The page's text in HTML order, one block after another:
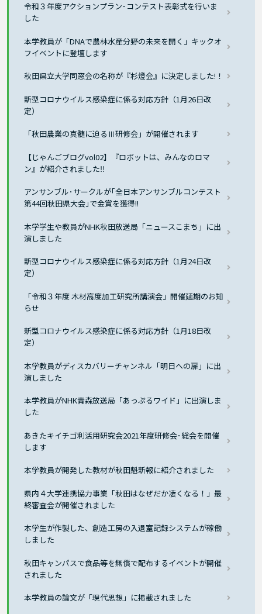
令和３年度アクションプラン･コンテスト表彰式を行いま
した
本学教員が「DNAで農林水産分野の未来を開く」キックオ
フイベントに登壇します
秋田県立大学同窓会の名称が『杉燈会』に決定しました!！
新型コロナウイルス感染症に係る対応方針（1月26日改
定）
「秋田農業の真髄に迫るⅢ研修会」が開催されます
【じゃんごブログvol02】『ロボットは、みんなのロマ
ン』が紹介されました‼
アンサンブル･サークルが｢全日本アンサンブルコンテスト
第44回秋田県大会｣で金賞を獲得!!
本学学生や教員がNHK秋田放送局「ニュースこまち」に出
演しました
新型コロナウイルス感染症に係る対応方針（1月24日改
定）
「令和３年度 木材高度加工研究所講演会」開催延期のお知
らせ
新型コロナウイルス感染症に係る対応方針（1月18日改
定）
本学教員がディスカバリーチャンネル「明日への扉」に出
演しました
本学教員がNHK青森放送局「あっぷるワイド」に出演しま
した
あきたキイチゴ利活用研究会2021年度研修会･総会を開催
します
本学教員が開発した教材が秋田魁新報に紹介されました
県内４大学連携協力事業「秋田はなぜだか凄くなる！」最
終審査会が開催されました
本学生が作製した、創造工房の入退室記録システムが稼働
しました
秋田キャンパスで食品等を無償で配布するイベントが開催
されました
本学教員の論文が「現代思想」に掲載されました